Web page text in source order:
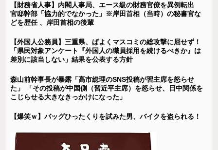
【財務省人事】内閣人事局、エース級の財務官僚を異例転出
官邸幹部「協力的でなかった」※岸田首相（当時）の秘書官な
どを歴任 、岸田首相の後輩
【外国人公務員】三重県、ぱよくマスコミの総攻撃に屈せず！
「県民対象アンケート『外国人の職員採用を続けるべきか』は
差別に該当しない」結果を公表する方針
森山前幹事長が暴露「高市総理のSNS投稿が習主席を怒らせ
た」 「その投稿が中国側（習近平主席）を怒らせ、日中関係を
こじらせる大きなきっかけになった」
【爆笑ｗ】バッグひったくりを試みた男、バイクを盗られる！